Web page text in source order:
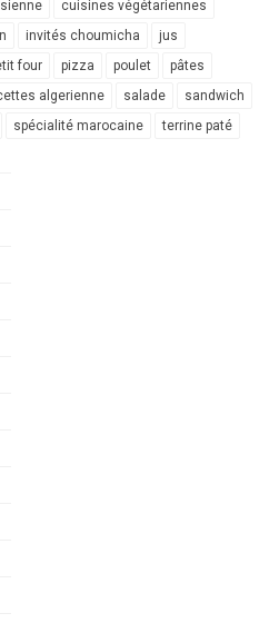
cuisines végétariennes
invités choumicha
jus
four pizza poulet
pâtes
algerienne salade
sandwich
spécialité marocaine terrine paté